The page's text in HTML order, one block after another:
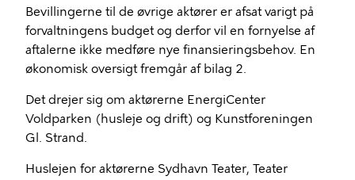
Bevillingerne til de øvrige aktører er afsat varigt på
forvaltningens budget og derfor vil en fornyelse af
aftalerne ikke medføre nye finansieringsbehov. En
økonomisk oversigt fremgår af bilag 2.
Det drejer sig om aktørerne EnergiCenter
Voldparken (husleje og drift) og Kunstforeningen
Gl. Strand.
Huslejen for aktørerne Sydhavn Teater, Teater